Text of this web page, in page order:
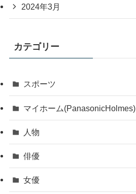
2024年3月
カテゴリー
スポーツ
マイホーム(PanasonicHolmes)
人物
俳優
女優